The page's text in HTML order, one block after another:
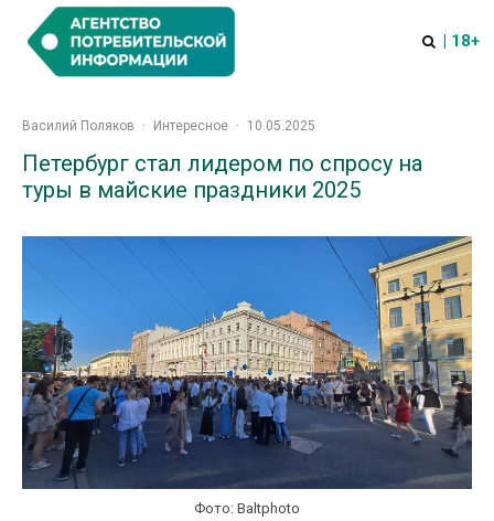
| 18+
Василий Поляков · Интересное · 10.05.2025
Петербург стал лидером по спросу на
туры в майские праздники 2025
Фото: Baltphoto